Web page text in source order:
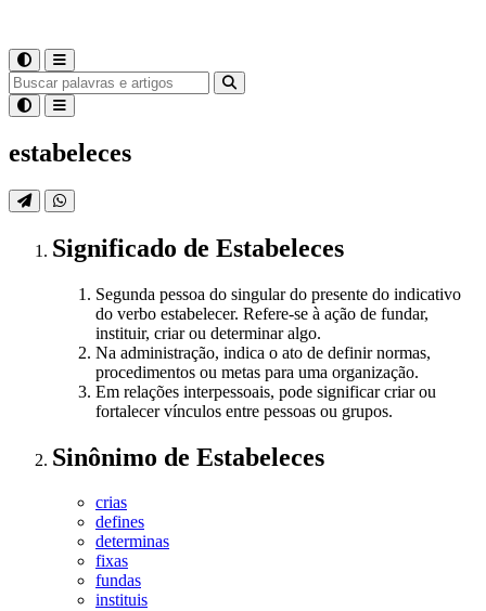
estabeleces
Significado de Estabeleces
Segunda pessoa do singular do presente do indicativo
do verbo estabelecer. Refere-se à ação de fundar,
instituir, criar ou determinar algo.
Na administração, indica o ato de definir normas,
procedimentos ou metas para uma organização.
Em relações interpessoais, pode significar criar ou
fortalecer vínculos entre pessoas ou grupos.
Sinônimo de Estabeleces
crias
defines
determinas
fixas
fundas
instituis